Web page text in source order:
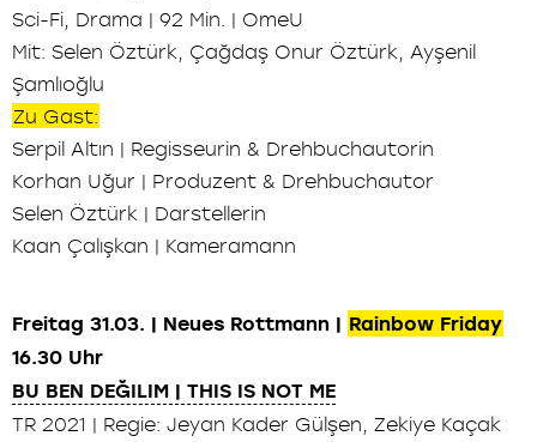
Sci-Fi, Drama | 92 Min. | OmeU
Mit: Selen Öztürk, Çağdaş Onur Öztürk, Ayşenil
Şamlıoğlu
Zu Gast:
Serpil Altın | Regisseurin & Drehbuchautorin
Korhan Uğur | Produzent & Drehbuchautor
Selen Öztürk | Darstellerin
Kaan Çalışkan | Kameramann
Freitag 31.03. | Neues Rottmann | Rainbow Friday
16.30 Uhr
BU BEN DEĞILIM | THIS IS NOT ME
TR 2021 | Regie: Jeyan Kader Gülşen, Zekiye Kaçak